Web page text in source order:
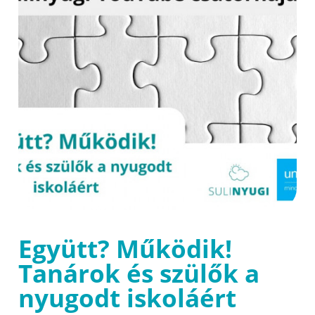
Együtt? Működik!
Tanárok és szülők a
nyugodt iskoláért